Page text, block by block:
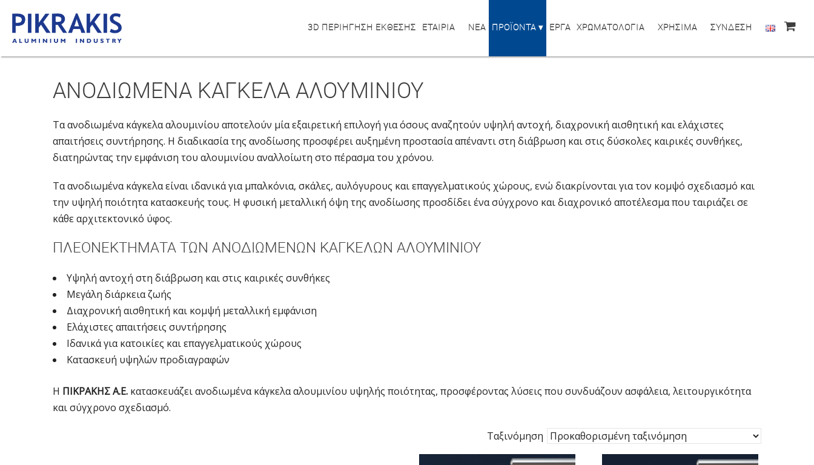
3D ΠΕΡΙΗΓΗΣΗ ΕΚΘΕΣΗΣ ΕΤΑΙΡΙΑ ΝΕΑ ΠΡΟΪΟΝΤΑ ΕΡΓΑ ΧΡΩΜΑΤΟΛΟΓΙΑ ΧΡΗΣΙΜΑ ΣΥΝΔΕΣΗ
ΑΝΟΔΙΩΜΕΝΑ ΚΑΓΚΕΛΑ ΑΛΟΥΜΙΝΙΟΥ
Τα ανοδιωμένα κάγκελα αλουμινίου αποτελούν μία εξαιρετική επιλογή για όσους αναζητούν υψηλή αντοχή, διαχρονική αισθητική και ελάχιστες
απαιτήσεις συντήρησης. Η διαδικασία της ανοδίωσης προσφέρει αυξημένη προστασία απέναντι στη διάβρωση και στις δύσκολες καιρικές συνθήκες,
διατηρώντας την εμφάνιση του αλουμινίου αναλλοίωτη στο πέρασμα του χρόνου.
Τα ανοδιωμένα κάγκελα είναι ιδανικά για μπαλκόνια, σκάλες, αυλόγυρους και επαγγελματικούς χώρους, ενώ διακρίνονται για τον κομψό σχεδιασμό και
την υψηλή ποιότητα κατασκευής τους. Η φυσική μεταλλική όψη της ανοδίωσης προσδίδει ένα σύγχρονο και διαχρονικό αποτέλεσμα που ταιριάζει σε
κάθε αρχιτεκτονικό ύφος.
ΠΛΕΟΝΕΚΤΉΜΑΤΑ ΤΩΝ ΑΝΟΔΙΩΜΈΝΩΝ ΚΑΓΚΈΛΩΝ ΑΛΟΥΜΙΝΊΟΥ
Υψηλή αντοχή στη διάβρωση και στις καιρικές συνθήκες
Μεγάλη διάρκεια ζωής
Διαχρονική αισθητική και κομψή μεταλλική εμφάνιση
Ελάχιστες απαιτήσεις συντήρησης
Ιδανικά για κατοικίες και επαγγελματικούς χώρους
Κατασκευή υψηλών προδιαγραφών
Η ΠΙΚΡΑΚΗΣ Α.Ε. κατασκευάζει ανοδιωμένα κάγκελα αλουμινίου υψηλής ποιότητας, προσφέροντας λύσεις που συνδυάζουν ασφάλεια, λειτουργικότητα
και σύγχρονο σχεδιασμό.
Ταξινόμηση